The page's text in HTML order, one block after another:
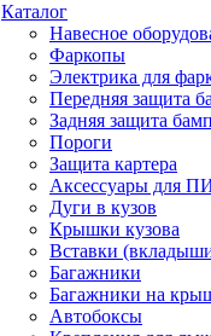
Каталог
Навесное
Фаркопы
Электрика для
Передняя защита
Задняя защита
Пороги
Защита картера
Аксессуары для
Дуги в кузов
Крышки кузова
Вставки
Багажники
Багажники на
Автобоксы